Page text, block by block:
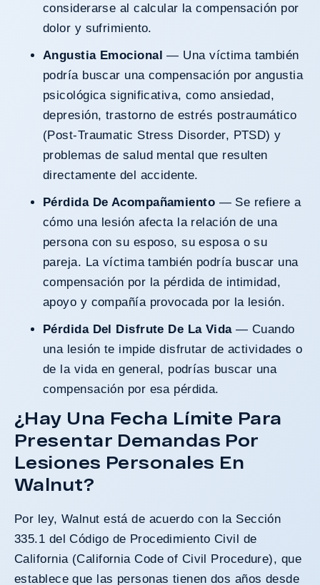
considerarse al calcular la compensación por
dolor y sufrimiento.
Angustia Emocional — Una víctima también
podría buscar una compensación por angustia
psicológica significativa, como ansiedad,
depresión, trastorno de estrés postraumático
(Post-Traumatic Stress Disorder, PTSD) y
problemas de salud mental que resulten
directamente del accidente.
Pérdida De Acompañamiento — Se refiere a
cómo una lesión afecta la relación de una
persona con su esposo, su esposa o su
pareja. La víctima también podría buscar una
compensación por la pérdida de intimidad,
apoyo y compañía provocada por la lesión.
Pérdida Del Disfrute De La Vida— Cuando
una lesión te impide disfrutar de actividades o
de la vida en general, podrías buscar una
compensación por esa pérdida.
¿Hay Una Fecha Límite Para
Presentar Demandas Por
Lesiones Personales En
Walnut?
Por ley, Walnut está de acuerdo con la Sección
335.1 del Código de Procedimiento Civil de
California (California Code of Civil Procedure), que
establece que las personas tienen dos años desde